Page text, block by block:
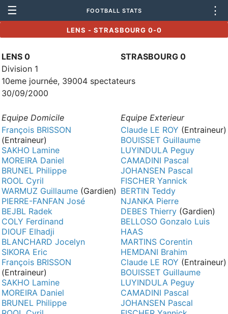
☰ FOOTBALL STATS ⋮
LENS - STRASBOURG 0-0
LENS 0
STRASBOURG 0
Division 1
10eme journée, 39004 spectateurs
30/09/2000
Equipe Domicile
Equipe Exterieur
François BRISSON
(Entraineur)
SAKHO Lamine
MOREIRA Daniel
BRUNEL Philippe
ROOL Cyril
WARMUZ Guillaume (Gardien)
PIERRE-FANFAN José
BEJBL Radek
COLY Ferdinand
DIOUF Elhadji
BLANCHARD Jocelyn
SIKORA Eric
François BRISSON
(Entraineur)
SAKHO Lamine
MOREIRA Daniel
BRUNEL Philippe
Claude LE ROY (Entraineur)
BOUISSET Guillaume
LUYINDULA Peguy
CAMADINI Pascal
JOHANSEN Pascal
FISCHER Yannick
BERTIN Teddy
NJANKA Pierre
DEBES Thierry (Gardien)
BELLOSO Gonzalo Luis
HAAS
MARTINS Corentin
HEMDANI Brahim
Claude LE ROY (Entraineur)
BOUISSET Guillaume
LUYINDULA Peguy
CAMADINI Pascal
JOHANSEN Pascal